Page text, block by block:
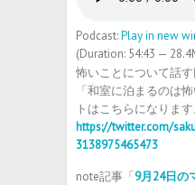
Podcast:Play in new
(Duration: 54:43 —
怖いことについて話す
「和室に泊まるのは
トはこちらになります
https://twitter.com/
3138975465473
note記事「9月24日